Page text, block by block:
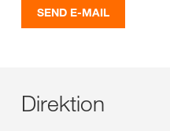
SEND E-MAIL
Direktion